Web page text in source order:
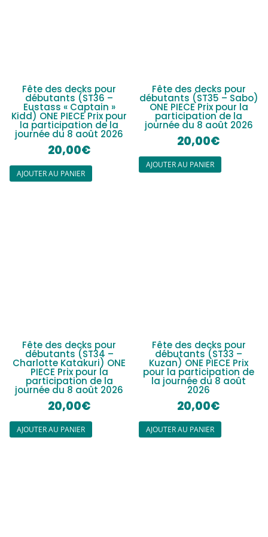
Fête des decks pour
débutants (ST36 –
Eustass « Captain »
Kidd) ONE PIECE Prix pour
la participation de la
journée du 8 août 2026
20,00€
AJOUTER AU PANIER
Fête des decks pour
débutants (ST35 – Sabo)
ONE PIECE Prix pour la
participation de la
journée du 8 août 2026
20,00€
AJOUTER AU PANIER
Fête des decks pour
débutants (ST34 –
Charlotte Katakuri) ONE
PIECE Prix pour la
participation de la
journée du 8 août 2026
20,00€
AJOUTER AU PANIER
Fête des decks pour
débutants (ST33 –
Kuzan) ONE PIECE Prix
pour la participation de
la journée du 8 août
2026
20,00€
AJOUTER AU PANIER